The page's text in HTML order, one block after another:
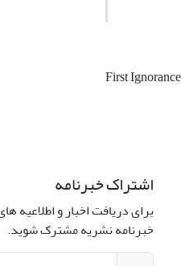
First Ignorance
اشتراک خبرنامه
برای دریافت اخبار و اطلاعیه
خبرنامه نشریه مشترک شوید.